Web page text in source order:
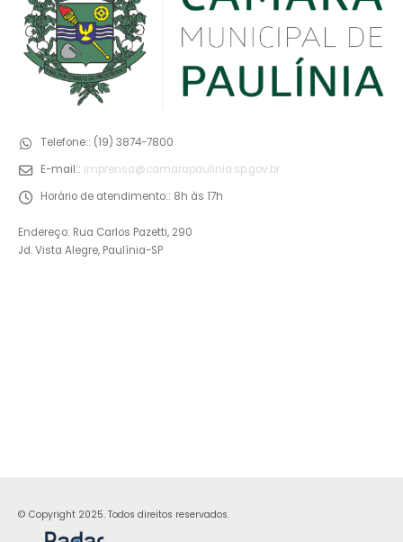
Telefone:: (19) 3874-7800
E-mail:: imprensa@camarapaulinia.sp.gov.br
Horário de atendimento:: 8h às 17h
Endereço: Rua Carlos Pazetti, 290
Jd. Vista Alegre, Paulínia-SP
© Copyright 2025. Todos direitos reservados.